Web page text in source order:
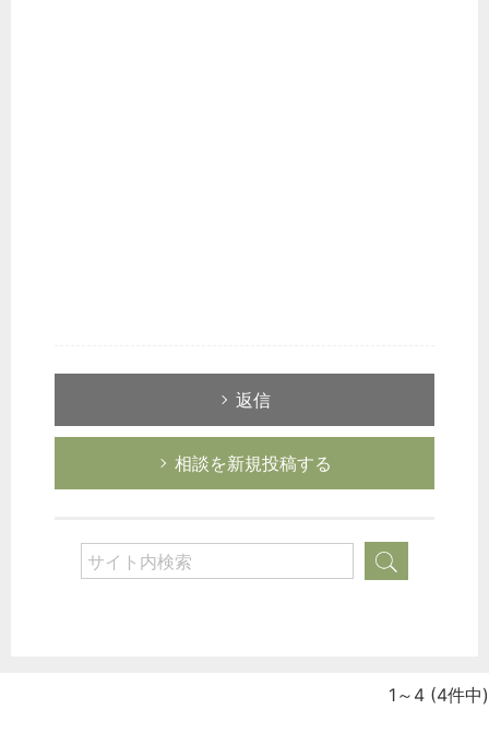
返信
相談を新規投稿する
1～4 (4件中)